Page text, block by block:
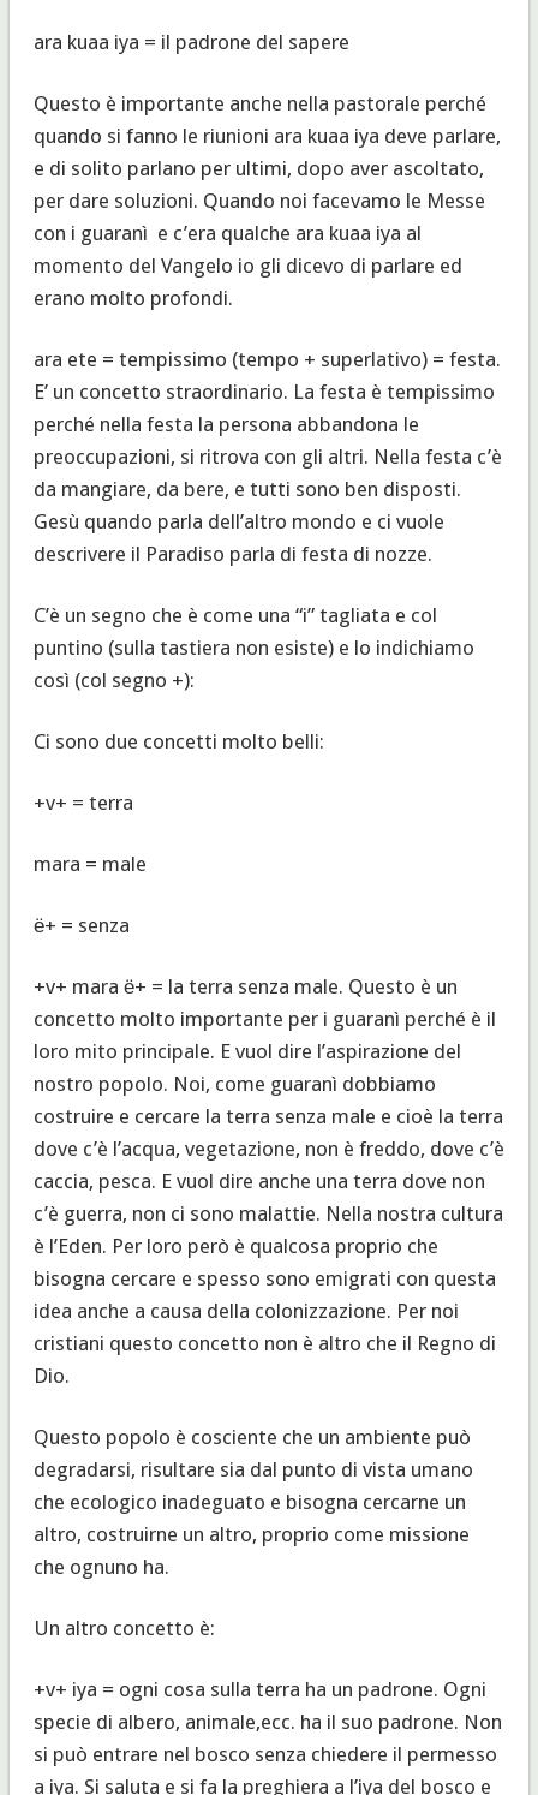
ara kuaa iya = il padrone del sapere
Questo è importante anche nella pastorale perché
quando si fanno le riunioni ara kuaa iya deve parlare,
e di solito parlano per ultimi, dopo aver ascoltato,
per dare soluzioni. Quando noi facevamo le Messe
con i guaranì e c’era qualche ara kuaa iya al
momento del Vangelo io gli dicevo di parlare ed
erano molto profondi.
ara ete = tempissimo (tempo + superlativo) = festa.
E’ un concetto straordinario. La festa è tempissimo
perché nella festa la persona abbandona le
preoccupazioni, si ritrova con gli altri. Nella festa c’è
da mangiare, da bere, e tutti sono ben disposti.
Gesù quando parla dell’altro mondo e ci vuole
descrivere il Paradiso parla di festa di nozze.
C’è un segno che è come una “i” tagliata e col
puntino (sulla tastiera non esiste) e lo indichiamo
così (col segno +):
Ci sono due concetti molto belli:
+v+ = terra
mara = male
ё+ = senza
+v+ mara ё+ = la terra senza male. Questo è un
concetto molto importante per i guaranì perché è il
loro mito principale. E vuol dire l’aspirazione del
nostro popolo. Noi, come guaranì dobbiamo
costruire e cercare la terra senza male e cioè la terra
dove c’è l’acqua, vegetazione, non è freddo, dove c’è
caccia, pesca. E vuol dire anche una terra dove non
c’è guerra, non ci sono malattie. Nella nostra cultura
è l’Eden. Per loro però è qualcosa proprio che
bisogna cercare e spesso sono emigrati con questa
idea anche a causa della colonizzazione. Per noi
cristiani questo concetto non è altro che il Regno di
Dio.
Questo popolo è cosciente che un ambiente può
degradarsi, risultare sia dal punto di vista umano
che ecologico inadeguato e bisogna cercarne un
altro, costruirne un altro, proprio come missione
che ognuno ha.
Un altro concetto è:
+v+ iya = ogni cosa sulla terra ha un padrone. Ogni
specie di albero, animale,ecc. ha il suo padrone. Non
si può entrare nel bosco senza chiedere il permesso
a iya. Si saluta e si fa la preghiera a l’iya del bosco e